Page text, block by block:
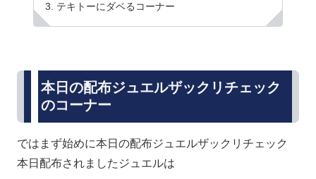
テキトーにダベるコーナー
本日の配布ジュエルザックリチェック
のコーナー
ではまず始めに本日の配布ジュエルザックリチェック
本日配布されましたジュエルは